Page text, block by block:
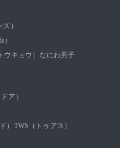
）
キョウ）
なにわ男子
ア）
） TWS（トゥアス）